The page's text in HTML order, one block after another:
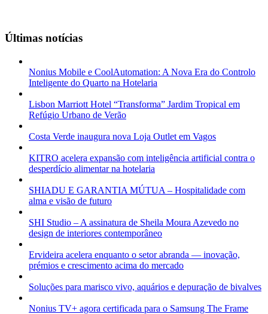
Últimas notícias
Nonius Mobile e CoolAutomation: A Nova Era do Controlo
Inteligente do Quarto na Hotelaria
Lisbon Marriott Hotel “Transforma” Jardim Tropical em
Refúgio Urbano de Verão
Costa Verde inaugura nova Loja Outlet em Vagos
KITRO acelera expansão com inteligência artificial contra o
desperdício alimentar na hotelaria
SHIADU E GARANTIA MÚTUA – Hospitalidade com
alma e visão de futuro
SHI Studio – A assinatura de Sheila Moura Azevedo no
design de interiores contemporâneo
Ervideira acelera enquanto o setor abranda — inovação,
prémios e crescimento acima do mercado
Soluções para marisco vivo, aquários e depuração de bivalves
Nonius TV+ agora certificada para o Samsung The Frame